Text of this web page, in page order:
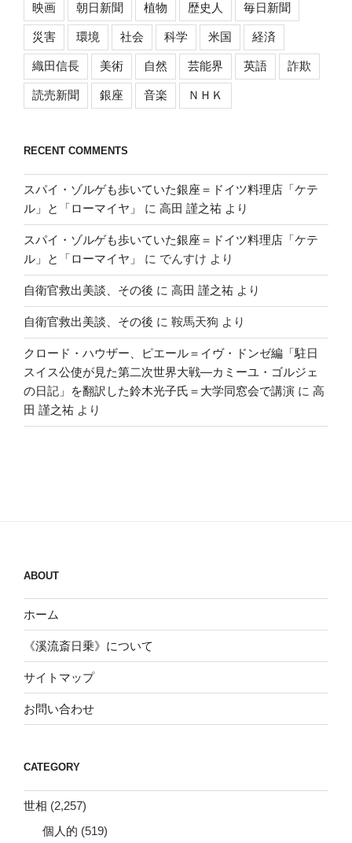
映画 朝日新聞 植物 歴史人 毎日新聞
災害 環境 社会 科学 米国 経済
織田信長 美術 自然 芸能界 英語 詐欺
読売新聞 銀座 音楽 ＮＨＫ
RECENT COMMENTS
スパイ・ゾルゲも歩いていた銀座＝ドイツ料理店「ケテ
ル」と「ローマイヤ」
に 高田 謹之祐 より
スパイ・ゾルゲも歩いていた銀座＝ドイツ料理店「ケテ
ル」と「ローマイヤ」
に でんすけ より
自衛官救出美談、その後 に 高田 謹之祐 より
自衛官救出美談、その後 に 鞍馬天狗 より
クロード・ハウザー、ピエール＝イヴ・ドンゼ編「駐日
スイス公使が見た第二次世界大戦―カミーユ・ゴルジェ
の日記」を翻訳した鈴木光子氏＝大学同窓会で講演 に 高
田 謹之祐 より
ABOUT
ホーム
《溪流斎日乗》について
サイトマップ
お問い合わせ
CATEGORY
世相 (2,257)
個人的 (519)